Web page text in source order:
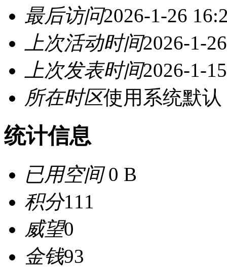
最后访问2026-1-26
上次活动时间2026-1-
上次发表时间2026-1-
所在时区使用系统默认
统计信息
已用空间0 B
积分111
威望0
金钱93